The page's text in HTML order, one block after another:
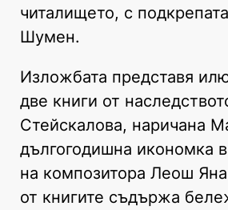
читалището, с
Шумен.
Изложбата представя
две книги от
Стейскалова, наричана
дългогодишна икономка
на композитора Леош
от книгите съдържа